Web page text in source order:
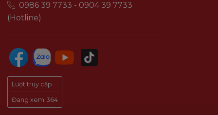
0986 39 7733 - 0904 39 7733
(Hotline)
Lượt truy cập
Đang xem: 364